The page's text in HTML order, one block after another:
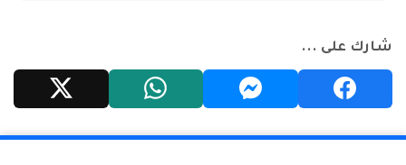
شارك على ...